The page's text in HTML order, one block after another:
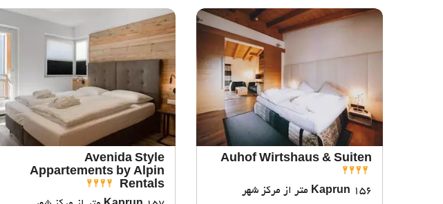
Auhof Wirtshaus & Suiten
Kaprun 156 متر از مرکز شهر
Avenida Style
Appartements by Alpin
Rentals